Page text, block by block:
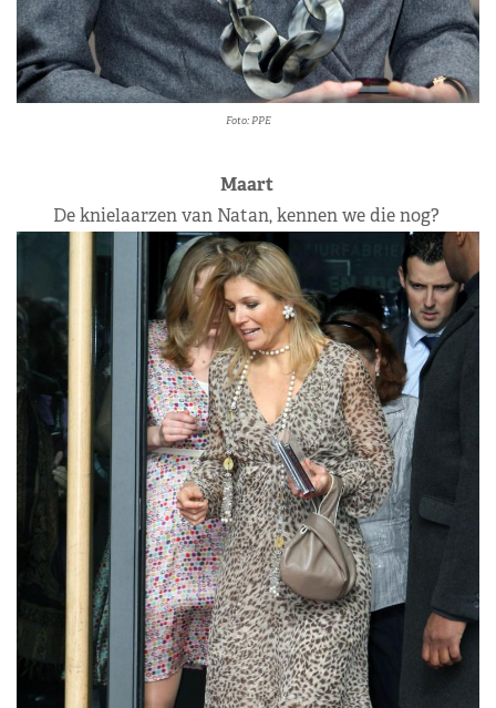
Foto: PPE
Maart
De knielaarzen van Natan, kennen we die nog?